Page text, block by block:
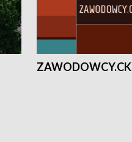
ZAWODOWCY.CK